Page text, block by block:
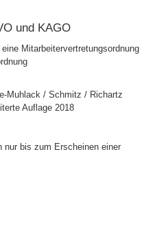
und KAGO
Mitarbeitervertretungsordnung
Muhlack / Schmitz / Richartz
Auflage 2018
nur bis zum Erscheinen einer